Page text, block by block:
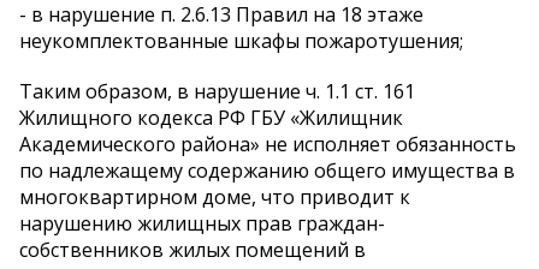
- в нарушение п. 2.6.13 Правил на 18 этаже
неукомплектованные шкафы пожаротушения;
Таким образом, в нарушение ч. 1.1 ст. 161
Жилищного кодекса РФ ГБУ «Жилищник
Академического района» не исполняет обязанность
по надлежащему содержанию общего имущества в
многоквартирном доме, что приводит к
нарушению жилищных прав граждан-
собственников жилых помещений в